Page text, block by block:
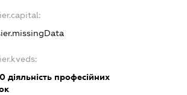
діяльність професійних